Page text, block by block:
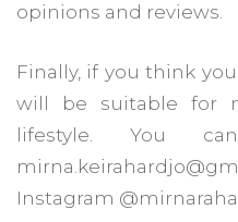
opinions and reviews.
Finally, if you think
will be suitable for
lifestyle. You
Instagram